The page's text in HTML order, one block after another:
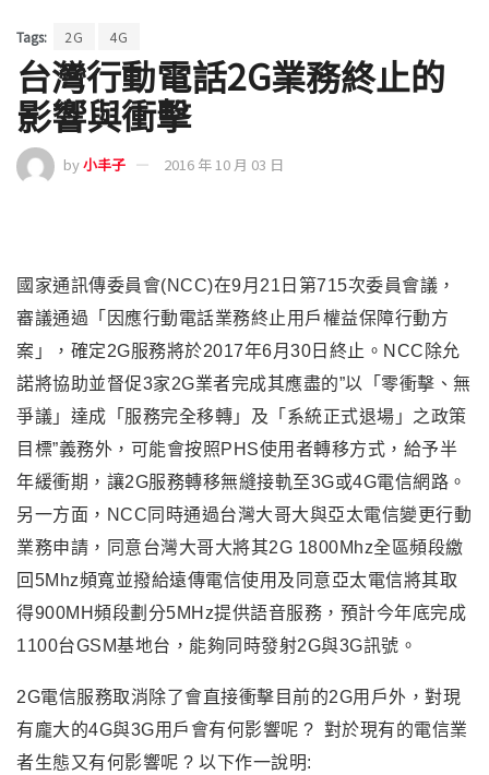
Tags: 2G 4G
台灣行動電話2G業務終止的
影響與衝擊
by小丰子 2016 年 10 月 03 日
國家通訊傳委員會(NCC)在9月21日第715次委員會議，
審議通過「因應行動電話業務終止用戶權益保障行動方
案」，確定2G服務將於2017年6月30日終止。NCC除允
諾將協助並督促3家2G業者完成其應盡的”以「零衝擊、無
爭議」達成「服務完全移轉」及「系統正式退場」之政策
目標”義務外，可能會按照PHS使用者轉移方式，給予半
年緩衝期，讓2G服務轉移無縫接軌至3G或4G電信網路。
另一方面，NCC同時通過台灣大哥大與亞太電信變更行動
業務申請，同意台灣大哥大將其2G 1800Mhz全區頻段繳
回5Mhz頻寬並撥給遠傳電信使用及同意亞太電信將其取
得900MH頻段劃分5MHz提供語音服務，預計今年底完成
1100台GSM基地台，能夠同時發射2G與3G訊號。
2G電信服務取消除了會直接衝擊目前的2G用戶外，對現
有龐大的4G與3G用戶會有何影響呢 ? 對於現有的電信業
者生態又有何影響呢 ? 以下作一說明: